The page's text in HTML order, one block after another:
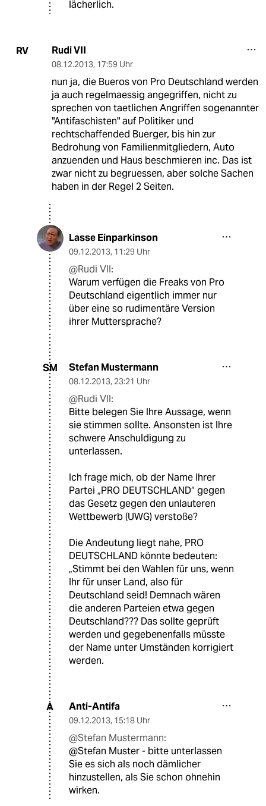
lächerlich.
RV Rudi VII
08.12.2013, 17:59 Uhr
nun ja, die Bueros von Pro Deutschland werden
ja auch regelmaessig angegriffen, nicht zu
sprechen von taetlichen Angriffen sogenannter
"Antifaschisten" auf Politiker und
rechtschaffended Buerger, bis hin zur
Bedrohung von Familienmitgliedern, Auto
anzuenden und Haus beschmieren inc. Das ist
zwar nicht zu begruessen, aber solche Sachen
haben in der Regel 2 Seiten.
Lasse Einparkinson
09.12.2013, 11:29 Uhr
@Rudi VII:
Warum verfügen die Freaks von Pro
Deutschland eigentlich immer nur
über eine so rudimentäre Version
ihrer Muttersprache?
SM Stefan Mustermann
08.12.2013, 23:21 Uhr
@Rudi VII:
Bitte belegen Sie Ihre Aussage, wenn
sie stimmen sollte. Ansonsten ist Ihre
schwere Anschuldigung zu
unterlassen.
Ich frage mich, ob der Name Ihrer
Partei „PRO DEUTSCHLAND“ gegen
das Gesetz gegen den unlauteren
Wettbewerb (UWG) verstoße?
Die Andeutung liegt nahe, PRO
DEUTSCHLAND könnte bedeuten:
„Stimmt bei den Wahlen für uns, wenn
Ihr für unser Land, also für
Deutschland seid! Demnach wären
die anderen Parteien etwa gegen
Deutschland??? Das sollte geprüft
werden und gegebenenfalls müsste
der Name unter Umständen korrigiert
werden.
A Anti-Antifa
09.12.2013, 15:18 Uhr
@Stefan Mustermann:
@Stefan Muster - bitte unterlassen
Sie es sich als noch dämlicher
hinzustellen, als Sie schon ohnehin
wirken.